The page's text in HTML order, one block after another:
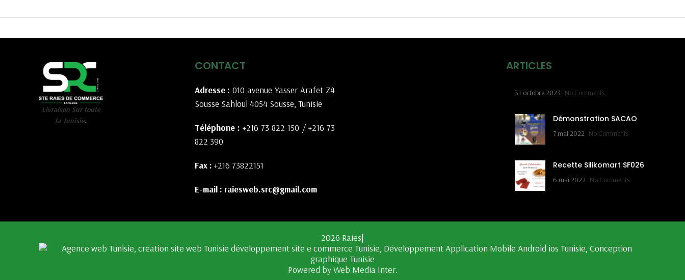
Livraison Sur toute
la Tunisie.
CONTACT
Adresse : 010 avenue Yasser Arafet Z4
Sousse Sahloul 4054 Sousse, Tunisie
Téléphone : +216 73 822 150 /+216 73
822 390
Fax : +216 73822151
E-mail : raiesweb.src@gmail.com
ARTICLES
31 octobre 2023 No Comments
Démonstration SACAO
7 mai 2022 No Comments
Recette Silikomart SF026
6 mai 2022 No Comments
2026 Raies|
Powered by Web Media Inter.